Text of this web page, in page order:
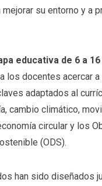
su entorno y a
educativa de 6 a
los docentes acercar
adaptados al
cambio climático,
circular y los
(ODS).
han sido diseñados